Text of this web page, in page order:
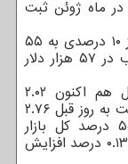
هزار دلاری را در ماه ژوئن ثبت
مارکت گزارش کرد، بیتکوین با رشد بیشتر از ۱۰ درصدی به ۵۵
هزار دلار رسید و در زمان نگارش این مطلب در ۵۷ هزار دلار
جهانی ارزهای دیجیتال هم اکنون ۲.۰۲
تریلیون دلار برآورد می شود که این رقم نسبت به روز قبل ۲.۷۶
درصد بیشتر شده است. هم اکنون ۵۵.۸۶ درصد کل بازار
ارزهای دیجیتال در اختیار بیتکوین است که ۰.۱۳ درصد افزایش